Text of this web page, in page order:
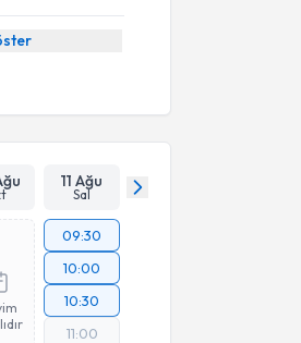
11 Ağu
Sal
09:30
10:00
10:30
11:00